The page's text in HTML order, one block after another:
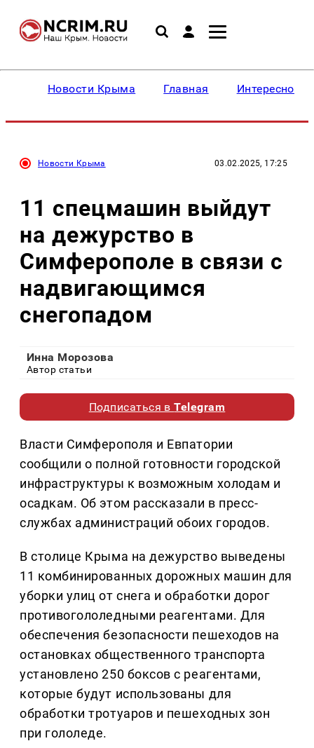
Новости Крыма Главная Интересное
Новости Крыма 03.02.2025, 17:25
11 спецмашин выйдут
на дежурство в
Симферополе в связи с
надвигающимся
снегопадом
Инна Морозова
Автор статьи
Подписаться вTelegram
Власти Симферополя и Евпатории
сообщили о полной готовности городской
инфраструктуры к возможным холодам и
осадкам. Об этом рассказали в пресс-
службах администраций обоих городов.
В столице Крыма на дежурство выведены
11 комбинированных дорожных машин для
уборки улиц от снега и обработки дорог
противогололедными реагентами. Для
обеспечения безопасности пешеходов на
остановках общественного транспорта
установлено 250 боксов с реагентами,
которые будут использованы для
обработки тротуаров и пешеходных зон
при гололеде.